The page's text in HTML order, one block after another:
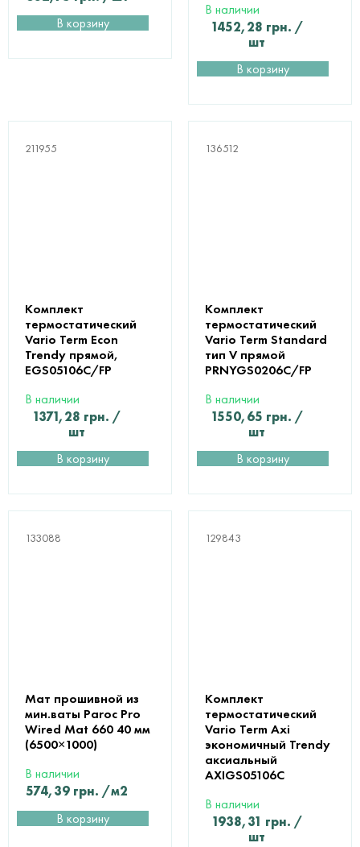
В корзину
В наличии
1452,28 грн. /
шт
В корзину
211955
Комплект
термостатический
Vario Term Econ
Trendy прямой,
EGS05106C/FP
В наличии
1371,28 грн. /
шт
В корзину
136512
Комплект
термостатический
Vario Term Standard
тип V прямой
PRNYGS0206C/FP
В наличии
1550,65 грн. /
шт
В корзину
133088
Мат прошивной из
мин.ваты Paroc Pro
Wired Mat 660 40 мм
(6500×1000)
В наличии
574,39 грн. /м2
В корзину
129843
Комплект
термостатический
Vario Term Axi
экономичный Trendy
аксиальный
AXIGS05106С
В наличии
1938,31 грн. /
шт